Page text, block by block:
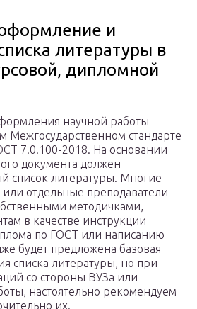
и
литературы в
дипломной
научной работы
Межгосударственном стандарте
7.0.100-2018. На основании
документа должен
список литературы. Многие
отдельные преподаватели
методичками,
в качестве инструкции
по ГОСТ или написанию
будет предложена базовая
списка литературы, но при
со стороны ВУЗа или
настоятельно рекомендуем
их.